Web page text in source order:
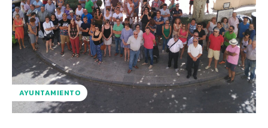
AYUNTAMIENTO